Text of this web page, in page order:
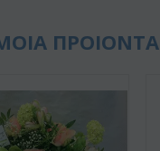
ΠΡΟΙΟΝΤΑ